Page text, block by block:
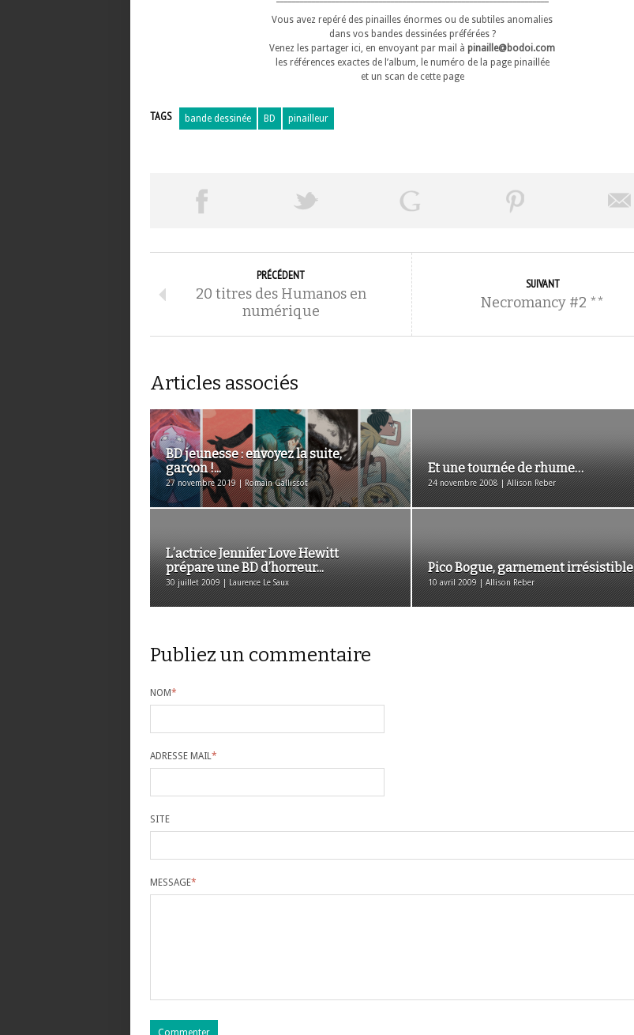
Vous avez repéré des pinailles énormes ou de subtiles anomalies
dans vos bandes dessinées préférées ?
Venez les partager ici, en envoyant par mail à pinaille@bodoi.com
les références exactes de l’album, le numéro de la page pinaillée
et un scan de cette page
TAGS bande dessinée BD pinailleur
PRÉCÉDENT
20 titres des Humanos en
numérique
SUIVANT
Necromancy #2 **
Articles associés
BD jeunesse : envoyez la suite,
garçon !...
27 novembre 2019 | Romain Gallissot
Et une tournée de rhume…
24 novembre 2008 | Allison Reber
L’actrice Jennifer Love Hewitt
prépare une BD d’horreur...
30 juillet 2009 | Laurence Le Saux
Pico Bogue, garnement irrésistible
10 avril 2009 | Allison Reber
Publiez un commentaire
NOM*
ADRESSE MAIL*
SITE
MESSAGE*